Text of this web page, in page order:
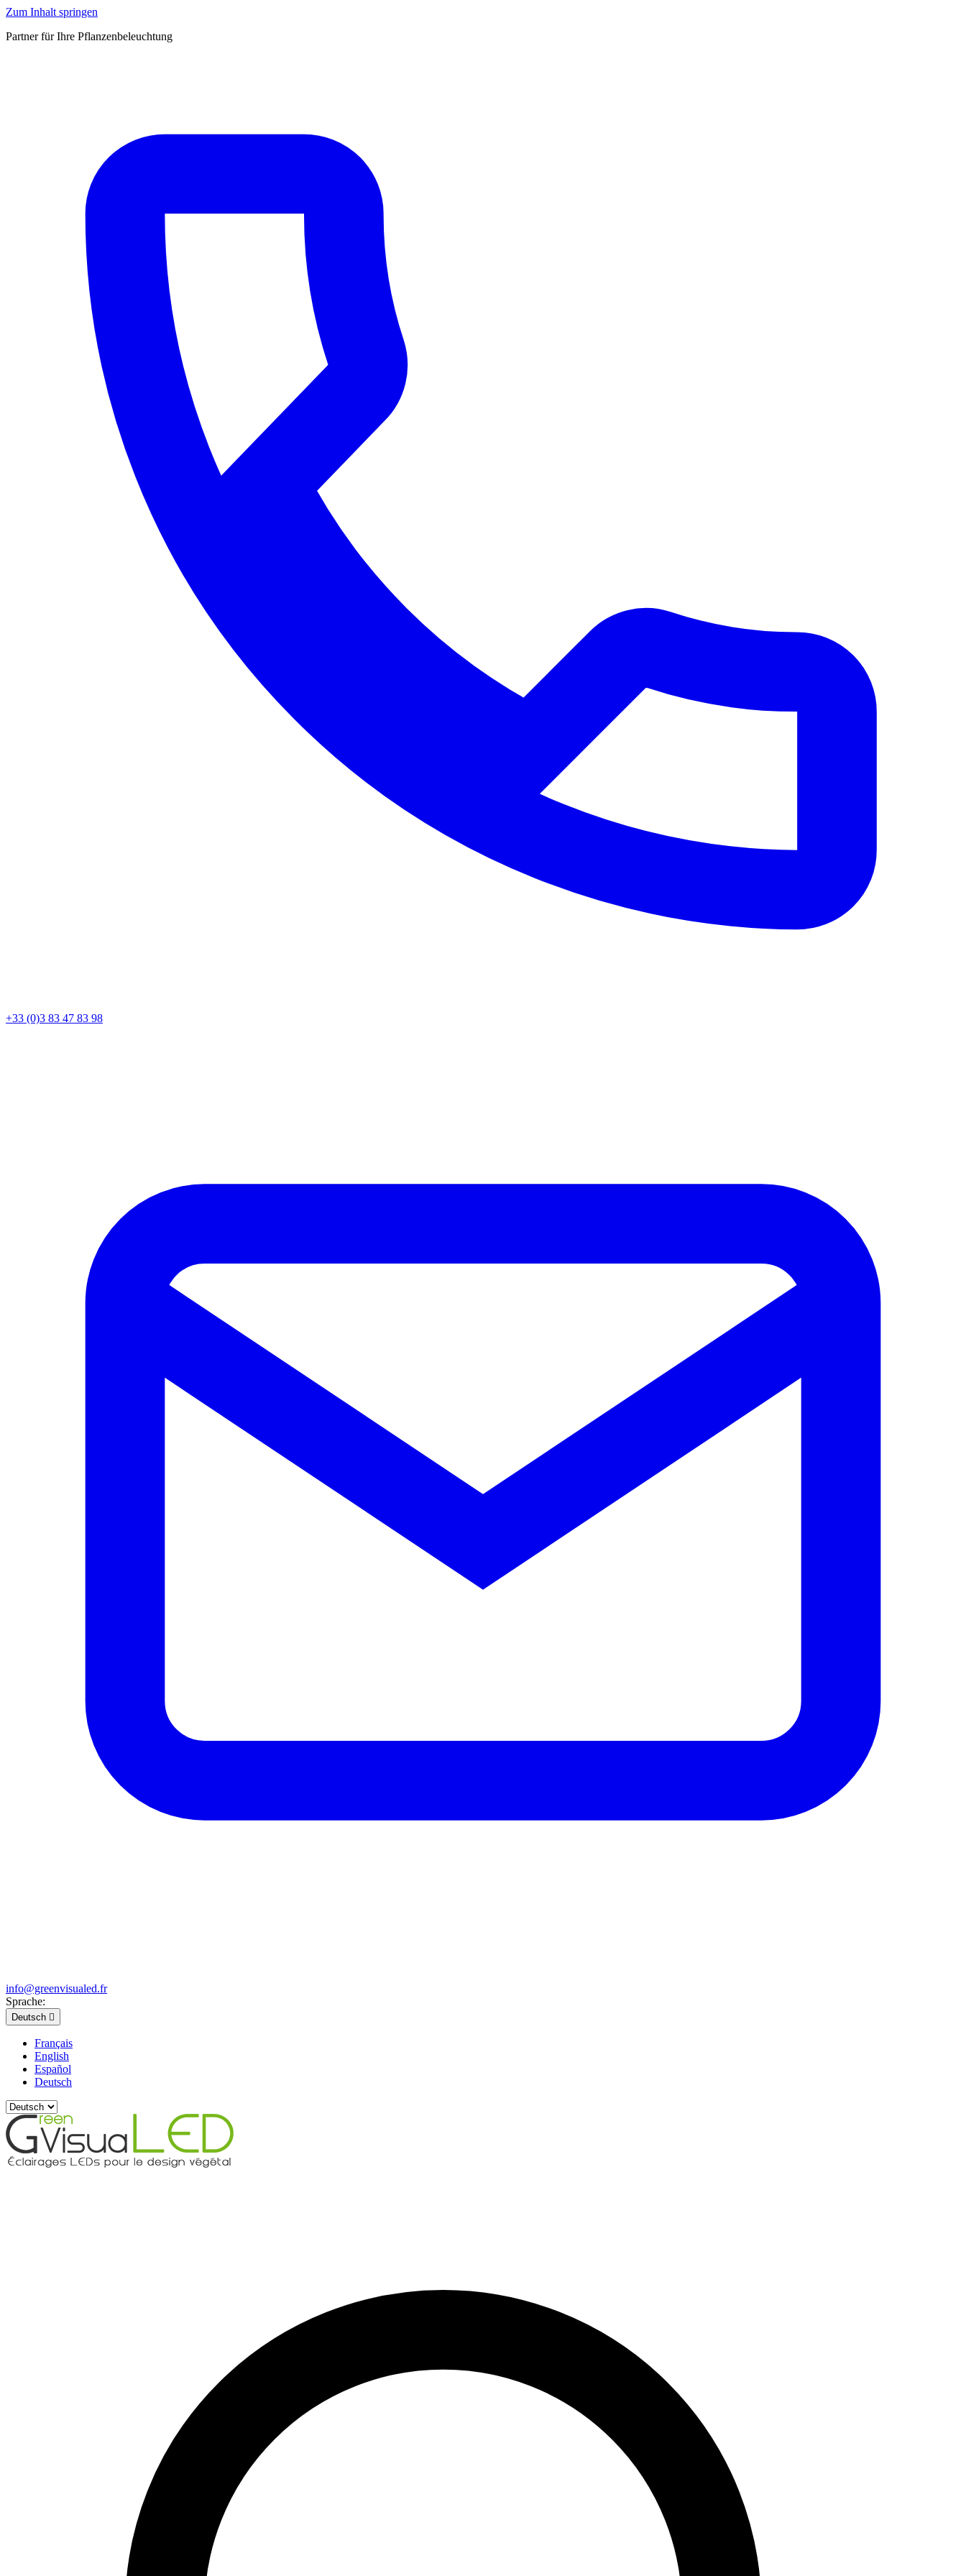
Zum Inhalt springen
Partner für Ihre Pflanzenbeleuchtung
+33 (0)3 83 47 83 98
info@greenvisualed.fr
Sprache:
Deutsch 
Français
English
Español
Deutsch